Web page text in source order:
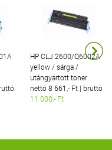
HP CLJ 2600/Q6002A
yellow / sárga /
utángyártott toner
nettó 8 661,- Ft | bruttó
11 000,- Ft